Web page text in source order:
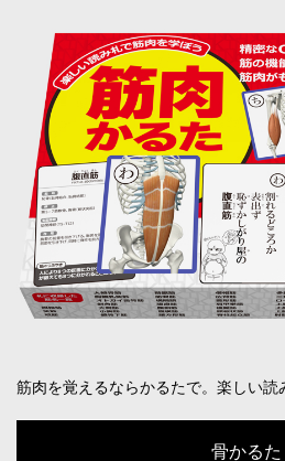
筋肉を覚えるならかるたで。楽しい
骨かるた